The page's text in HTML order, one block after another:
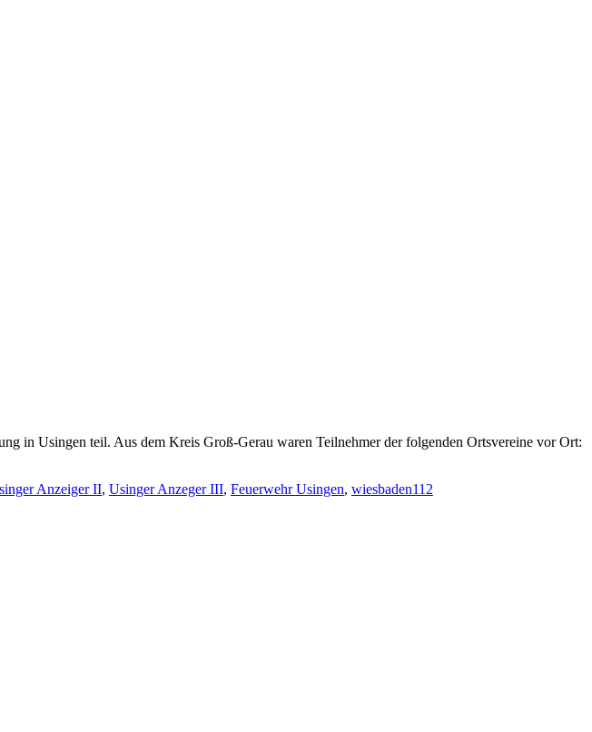
in Usingen teil. Aus dem Kreis Groß-Gerau waren Teilnehmer der folgenden Ortsvereine vor Ort:
Anzeiger II, Usinger Anzeger III, Feuerwehr Usingen, wiesbaden112